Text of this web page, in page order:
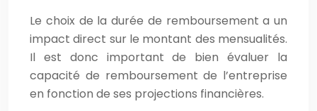
Le choix de la durée de remboursement a un
impact direct sur le montant des mensualités.
Il est donc important de bien évaluer la
capacité de remboursement de l’entreprise
en fonction de ses projections financières.